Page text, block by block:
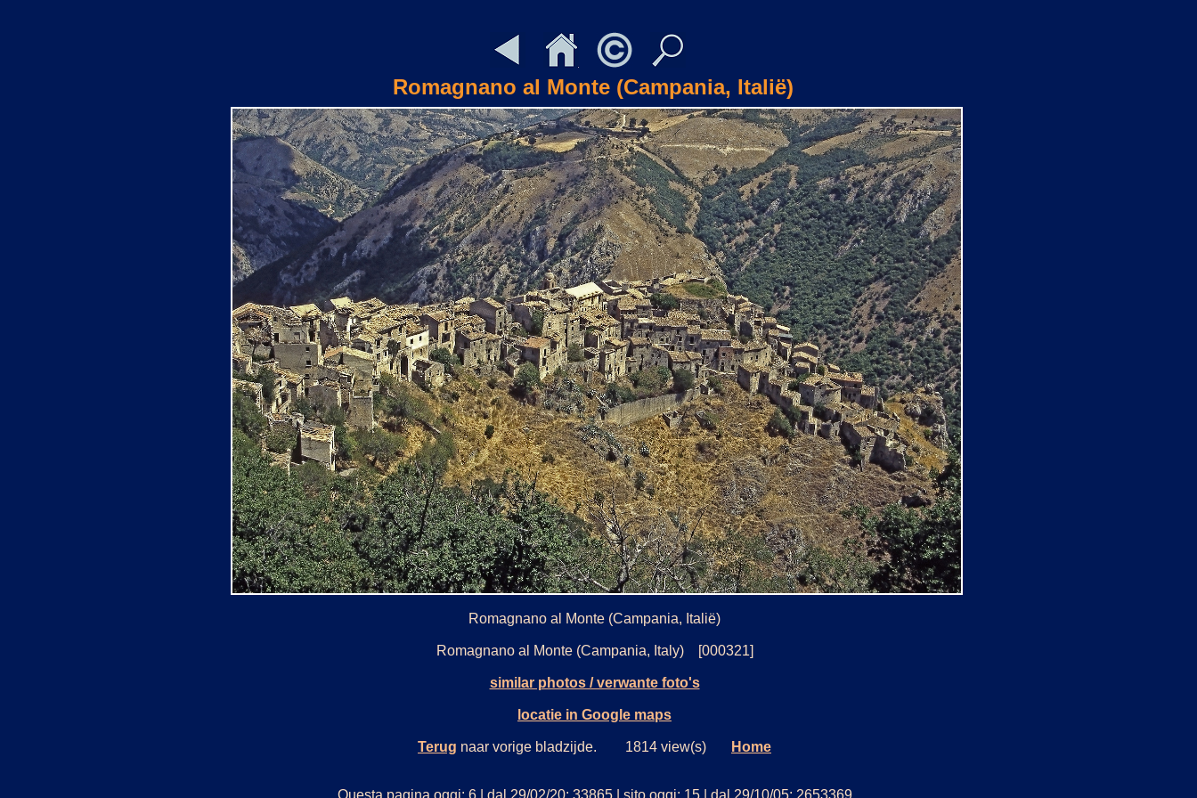
Romagnano al Monte (Campania, Italië)
Romagnano al Monte (Campania, Italië)
Romagnano al Monte (Campania, Italy) [000321]
similar photos / verwante foto's
locatie in Google maps
Terug naar vorige bladzijde. 1814 view(s) Home
Questa pagina oggi: 6 | dal 29/02/20: 33865 | sito oggi: 15 | dal 29/10/05: 2653369